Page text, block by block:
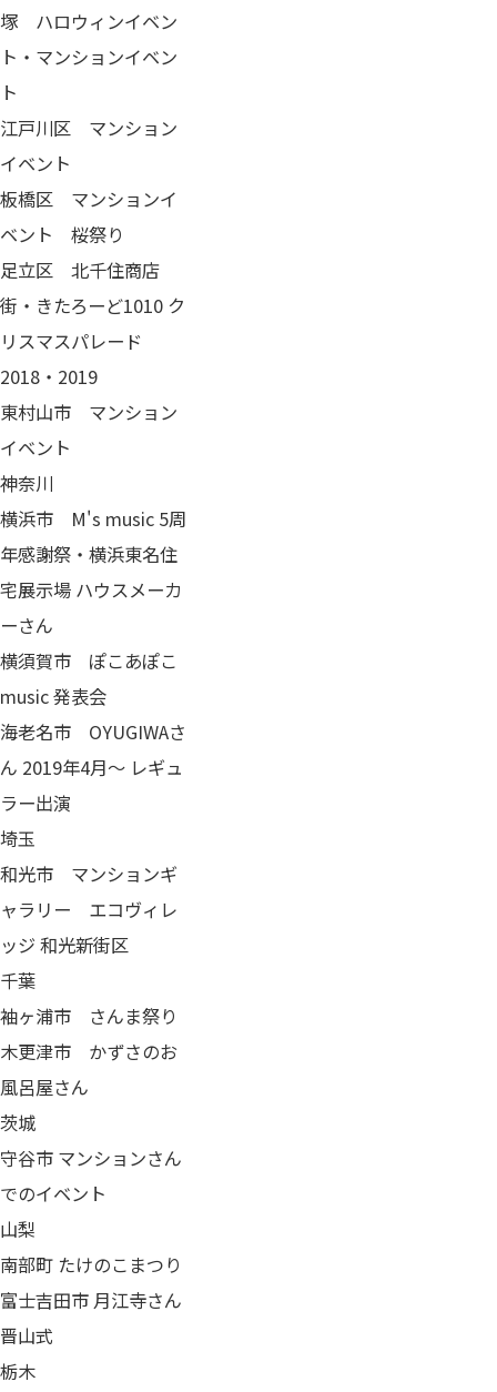
塚 ハロウィンイベン
ト・マンションイベン
ト
​江戸川区 マンション
イベント
板橋区 マンションイ
ベント 桜祭り
​足立区 北千住商店
街・きたろーど1010 ク
リスマスパレード
2018・2019
東村山市 マンション
イベント
神奈川​
横浜市 M's music 5周
年感謝祭・横浜東名住
宅展示場 ハウスメーカ
ーさん
横須賀市 ぽこあぽこ
music 発表会
海老名市 OYUGIWAさ
ん 2019年4月～ レギュ
ラー出演
埼玉
和光市 マンションギ
ャラリー エコヴィレ
ッジ 和光新街区
千葉
​袖ヶ浦市 さんま祭り
木更津市 かずさのお
風呂屋さん
茨城
守谷市 マンションさん
でのイベント
山梨
南部町 たけのこまつり
富士吉田市 月江寺さん
晋山式
栃木